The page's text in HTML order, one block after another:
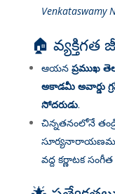
Venkataswamy
🏠 వ్యక్తిగత
ఆయన ప్రముఖ
అకాడమీ అవార్డు
సోదరుడు.
చిన్నతనంలోనే
వద్ద కర్ణాటక